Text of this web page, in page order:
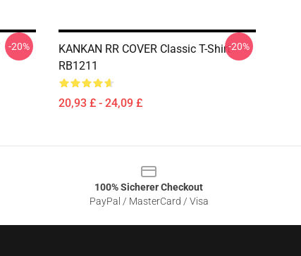
-20%
KANKAN RR COVER Classic T-Shirt
RB1211
20,93 £ - 24,09 £
-20%
100% Sicherer Checkout
PayPal / MasterCard / Visa